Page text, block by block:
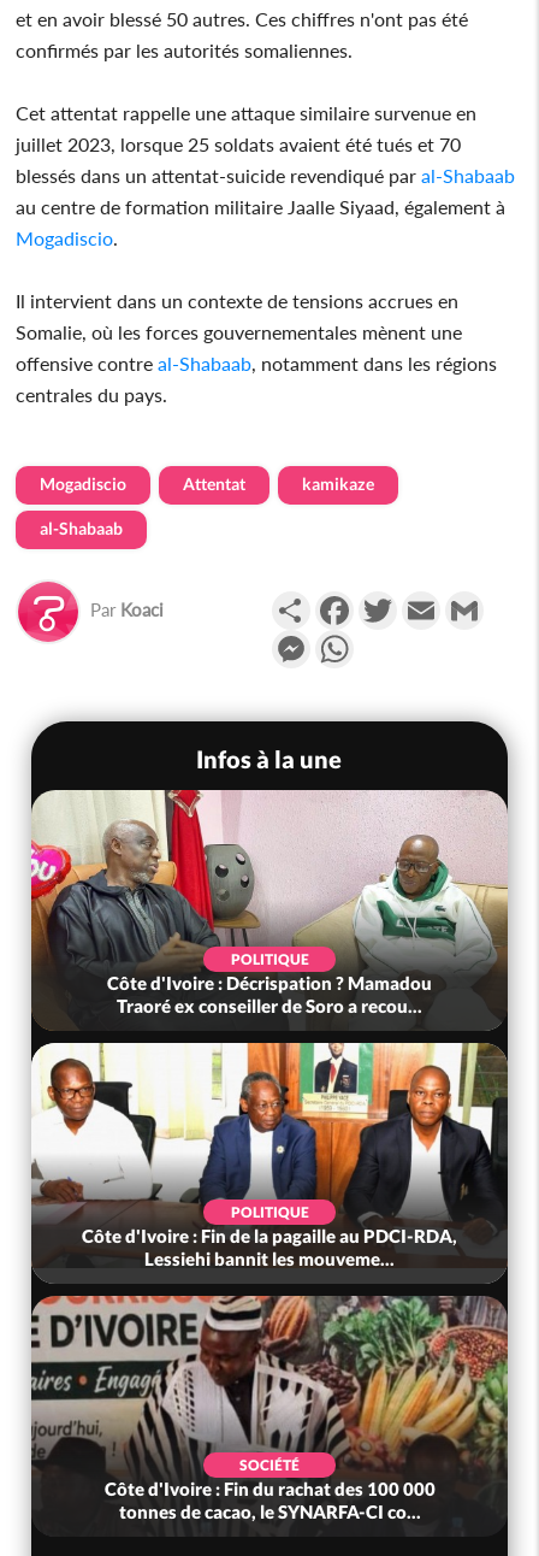
et en avoir blessé 50 autres. Ces chiffres n'ont pas été
confirmés par les autorités somaliennes.
Cet attentat rappelle une attaque similaire survenue en
juillet 2023, lorsque 25 soldats avaient été tués et 70
blessés dans un attentat-suicide revendiqué paral-Shabaab
au centre de formation militaire Jaalle Siyaad, également à
Mogadiscio
Il intervient dans un contexte de tensions accrues en
Somalie, où les forces gouvernementales mènent une
offensive contreal-Shabaab , notamment dans les régions
centrales du pays.
Mogadiscio Attentat kamikaze
al-Shabaab
Par Koaci PartagerFacebookTwitterEmail
Messenger
Infos à la une
POLITIQUE
Côte d'Ivoire : Décrispation ? Mamadou
Traoré ex conseiller de Soro a recou...
POLITIQUE
Côte d'Ivoire : Fin de la pagaille au PDCI-RDA,
Lessiehi bannit les mouveme...
SOCIÉTÉ
Côte d'Ivoire : Fin du rachat des 100 000
tonnes de cacao, le SYNARFA-CI co...